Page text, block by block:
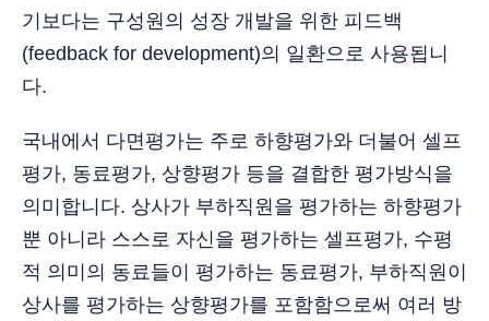
기보다는 구성원의 성장 개발을 위한 피드백
(feedback for development)의 일환으로 사용됩니
다.
국내에서 다면평가는 주로 하향평가와 더불어 셀프
평가, 동료평가, 상향평가 등을 결합한 평가방식을
의미합니다. 상사가 부하직원을 평가하는 하향평가
뿐 아니라 스스로 자신을 평가하는 셀프평가, 수평
적 의미의 동료들이 평가하는 동료평가, 부하직원이
상사를 평가하는 상향평가를 포함함으로써 여러 방